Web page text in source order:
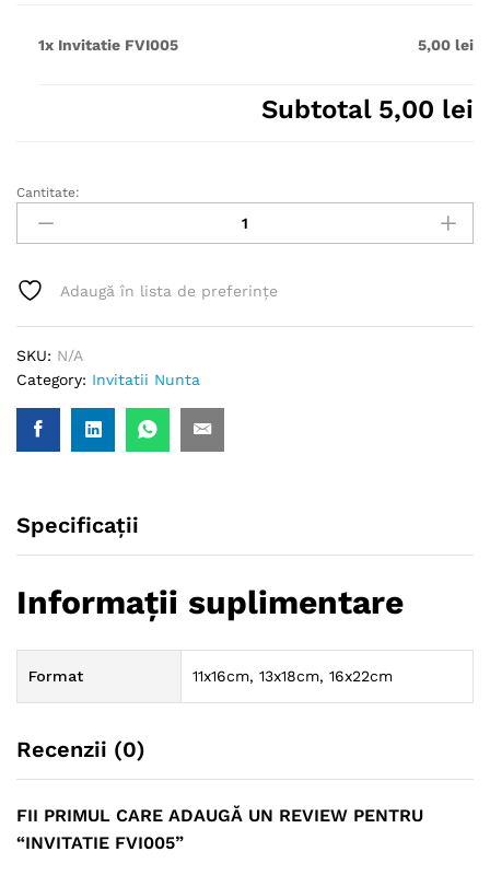
1x Invitatie FVI005 5,00 lei
Subtotal 5,00 lei
Invitatie
FVI005
quantity
Cantitate:
Adaugă în lista de preferințe
SKU: N/A
Category: Invitatii Nunta
Specificații
Informații suplimentare
Format 11x16cm, 13x18cm, 16x22cm
Recenzii (0)
FII PRIMUL CARE ADAUGĂ UN REVIEW PENTRU
“INVITATIE FVI005”